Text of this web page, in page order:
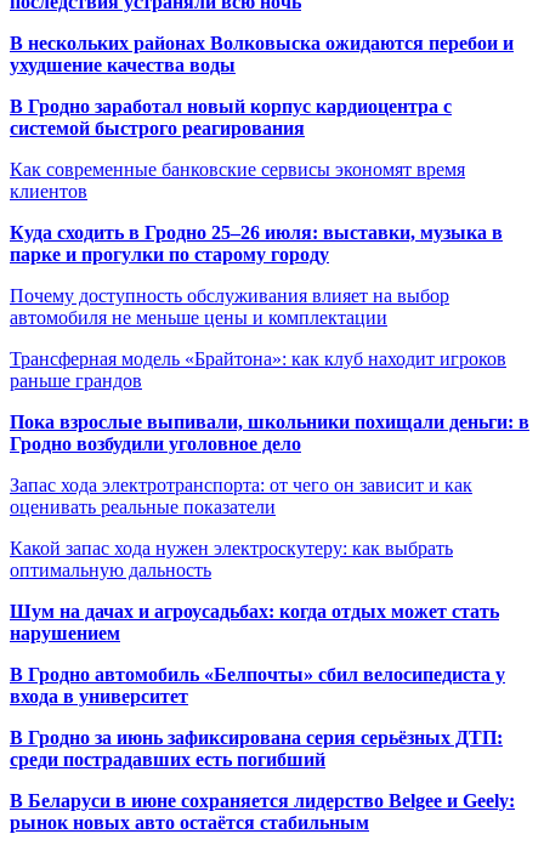
В нескольких районах Волковыска ожидаются перебои и
ухудшение качества воды
В Гродно заработал новый корпус кардиоцентра с
системой быстрого реагирования
Как современные банковские сервисы экономят время
клиентов
Куда сходить в Гродно 25–26 июля: выставки, музыка в
парке и прогулки по старому городу
Почему доступность обслуживания влияет на выбор
автомобиля не меньше цены и комплектации
Трансферная модель «Брайтона»: как клуб находит игроков
раньше грандов
Пока взрослые выпивали, школьники похищали деньги: в
Гродно возбудили уголовное дело
Запас хода электротранспорта: от чего он зависит и как
оценивать реальные показатели
Какой запас хода нужен электроскутеру: как выбрать
оптимальную дальность
Шум на дачах и агроусадьбах: когда отдых может стать
нарушением
В Гродно автомобиль «Белпочты» сбил велосипедиста у
входа в университет
В Гродно за июнь зафиксирована серия серьёзных ДТП:
среди пострадавших есть погибший
В Беларуси в июне сохраняется лидерство Belgee и Geely:
рынок новых авто остаётся стабильным